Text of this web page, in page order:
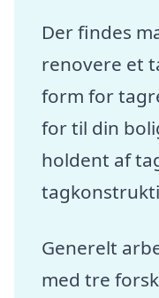
Der findes
renovere et
form for
for til din
holdent af
Generelt
med tre